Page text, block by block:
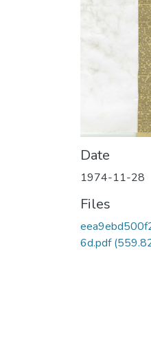
Date
1974-11-28
Files
6d.pdf